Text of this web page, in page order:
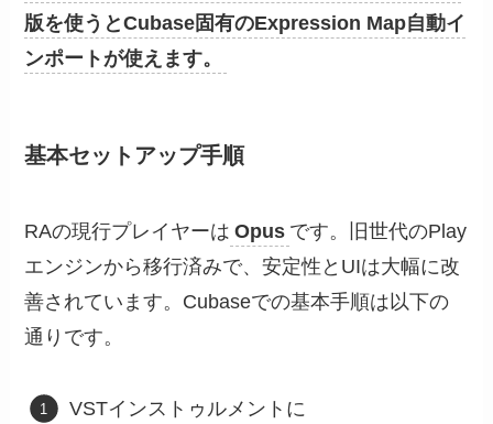
版を使うとCubase固有のExpression Map自動イ
ンポートが使えます。
基本セットアップ手順
RAの現行プレイヤーは Opus です。旧世代のPlay
エンジンから移行済みで、安定性とUIは大幅に改
善されています。Cubaseでの基本手順は以下の
通りです。
VSTインストゥルメントに